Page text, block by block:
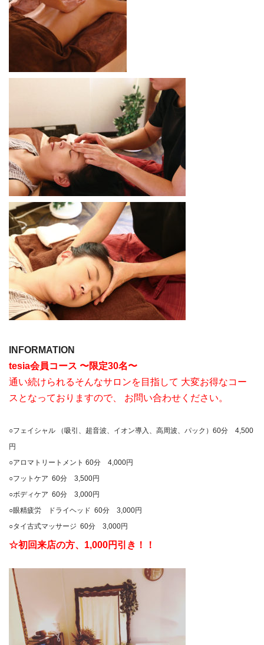
INFORMATION
tesia会員コース 〜限定30名〜
通い続けられるそんなサロンを目指して 大変お得なコー
スとなっておりますので、 お問い合わせください。
○フェイシャル （吸引、超音波、イオン導入、高周波、パック）60分 4,500
円
○アロマトリートメント 60分 4,000円
○フットケア 60分 3,500円
○ボディケア 60分 3,000円
○眼精疲労 ドライヘッド 60分 3,000円
○タイ古式マッサージ 60分 3,000円
☆初回来店の方、1,000円引き！！